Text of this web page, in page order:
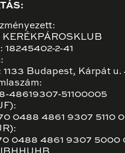
KERÉKPÁROSKLUB
18245402-2-41
1133 Budapest, Kárpát u.
48619307-51100005
0488 4861 9307 5110
0488 4861 9307 5000